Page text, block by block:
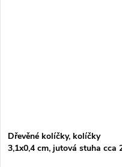
Dřevěné kolíčky, kolíčky
3,1x0,4 cm, jutová stuha cca